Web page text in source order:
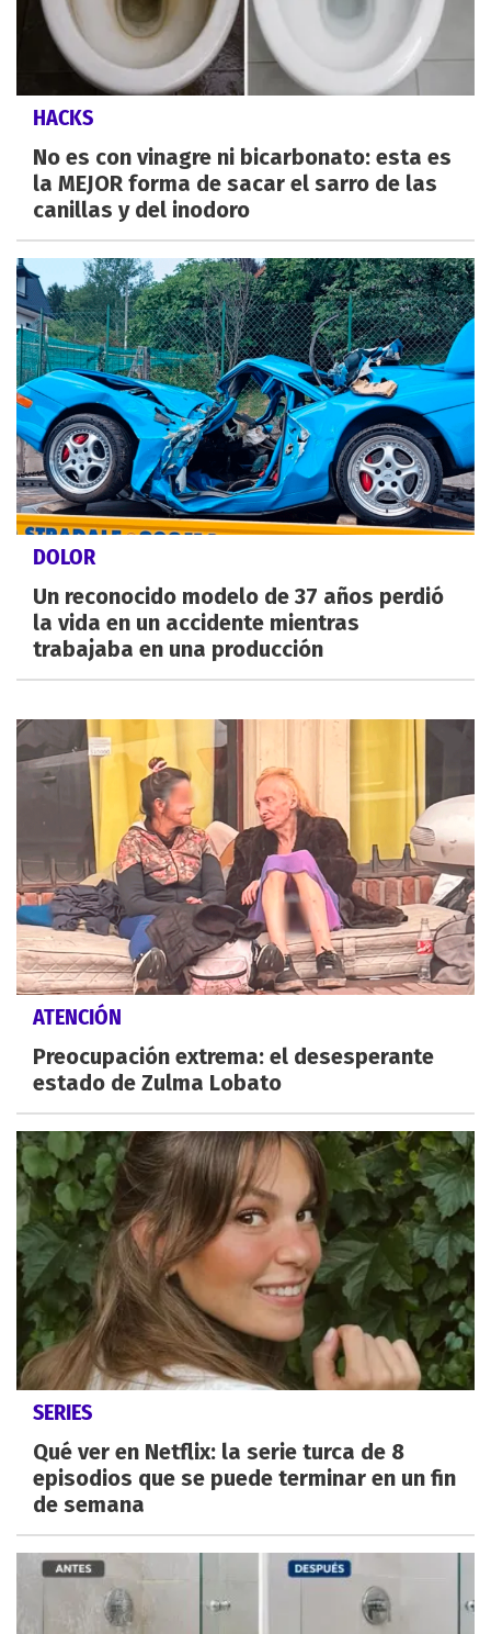
HACKS
No es con vinagre ni bicarbonato: esta es
la MEJOR forma de sacar el sarro de las
canillas y del inodoro
DOLOR
Un reconocido modelo de 37 años perdió
la vida en un accidente mientras
trabajaba en una producción
ATENCIÓN
Preocupación extrema: el desesperante
estado de Zulma Lobato
SERIES
Qué ver en Netflix: la serie turca de 8
episodios que se puede terminar en un fin
de semana